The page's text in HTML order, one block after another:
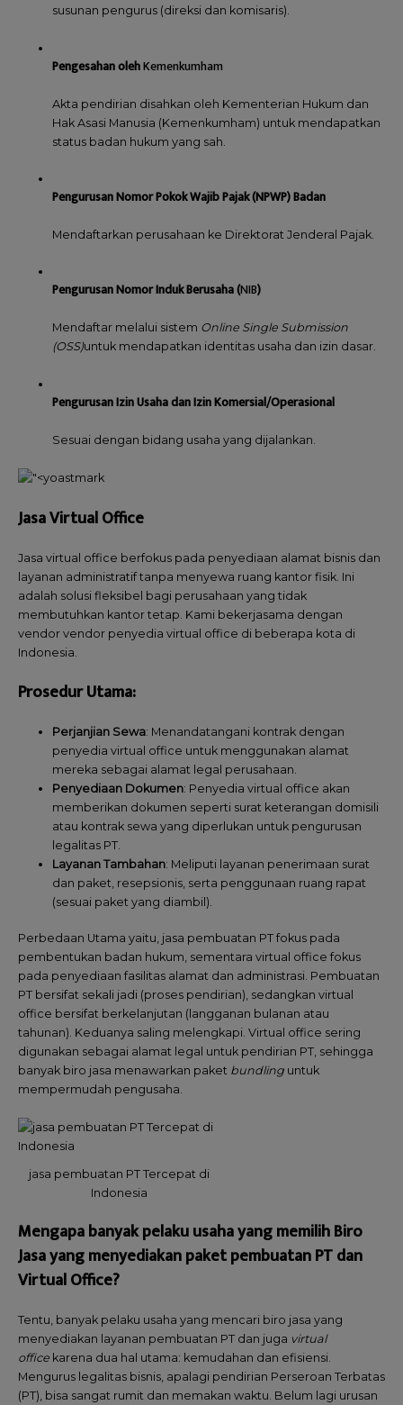
susunan pengurus (direksi dan komisaris).
Pengesahan olehKemenkumham
Akta pendirian disahkan oleh Kementerian Hukum dan
Hak Asasi Manusia (Kemenkumham) untuk mendapatkan
status badan hukum yang sah.
Pengurusan Nomor Pokok Wajib Pajak (NPWP) Badan
Mendaftarkan perusahaan ke Direktorat Jenderal Pajak.
Pengurusan Nomor Induk Berusaha (NIB)
Mendaftar melalui sistem Online Single Submission
(OSS)untuk mendapatkan identitas usaha dan izin dasar.
Pengurusan Izin Usaha dan Izin Komersial/Operasional
Sesuai dengan bidang usaha yang dijalankan.
Jasa Virtual Office
Jasa virtual office berfokus pada penyediaan alamat bisnis dan
layanan administratif tanpa menyewa ruang kantor fisik. Ini
adalah solusi fleksibel bagi perusahaan yang tidak
membutuhkan kantor tetap. Kami bekerjasama dengan
vendor vendor penyedia virtual office di beberapa kota di
Indonesia.
Prosedur Utama:
Perjanjian Sewa: Menandatangani kontrak dengan
penyedia virtual office untuk menggunakan alamat
mereka sebagai alamat legal perusahaan.
Penyediaan Dokumen: Penyedia virtual office akan
memberikan dokumen seperti surat keterangan domisili
atau kontrak sewa yang diperlukan untuk pengurusan
legalitas PT.
Layanan Tambahan: Meliputi layanan penerimaan surat
dan paket, resepsionis, serta penggunaan ruang rapat
(sesuai paket yang diambil).
Perbedaan Utama yaitu, jasa pembuatan PT fokus pada
pembentukan badan hukum, sementara virtual office fokus
pada penyediaan fasilitas alamat dan administrasi. Pembuatan
PT bersifat sekali jadi (proses pendirian), sedangkan virtual
office bersifat berkelanjutan (langganan bulanan atau
tahunan). Keduanya saling melengkapi. Virtual office sering
digunakan sebagai alamat legal untuk pendirian PT, sehingga
banyak biro jasa menawarkan paket bundling untuk
mempermudah pengusaha.
jasa pembuatan PT Tercepat di
Indonesia
Mengapa banyak pelaku usaha yang memilih Biro
Jasa yang menyediakan paket pembuatan PT dan
Virtual Office?
Tentu, banyak pelaku usaha yang mencari biro jasa yang
menyediakan layanan pembuatan PT dan juga virtual
office karena dua hal utama: kemudahan dan efisiensi.
Mengurus legalitas bisnis, apalagi pendirian Perseroan Terbatas
(PT), bisa sangat rumit dan memakan waktu. Belum lagi urusan